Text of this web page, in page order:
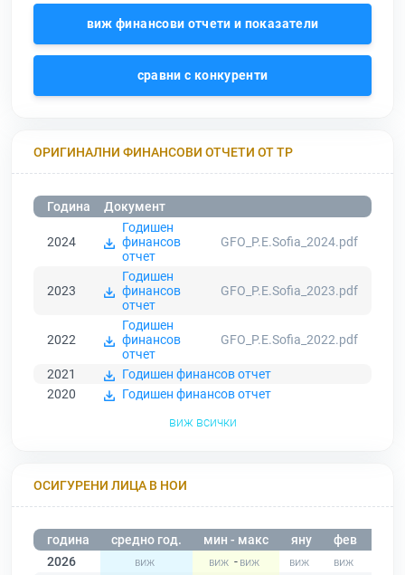
виж финансови отчети и показатели
сравни с конкуренти
ОРИГИНАЛНИ ФИНАНСОВИ ОТЧЕТИ ОТ ТР
Година Документ
2024
Годишен
финансов
отчет
GFO_P.E.Sofia_2024.pdf
2023
Годишен
финансов
отчет
GFO_P.E.Sofia_2023.pdf
2022
Годишен
финансов
отчет
GFO_P.E.Sofia_2022.pdf
2021
Годишен финансов отчет
2020
Годишен финансов отчет
виж всички
ОСИГУРЕНИ ЛИЦА В НОИ
година средно год. мин - макс яну фев
2026
-